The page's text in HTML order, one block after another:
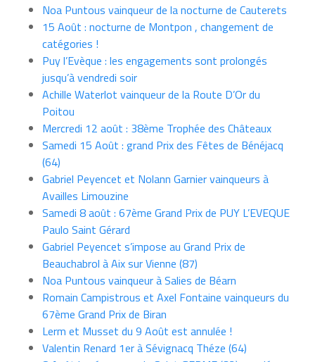
Noa Puntous vainqueur de la nocturne de Cauterets
15 Août : nocturne de Montpon , changement de
catégories !
Puy l’Evèque : les engagements sont prolongés
jusqu’à vendredi soir
Achille Waterlot vainqueur de la Route D’Or du
Poitou
Mercredi 12 août : 38ème Trophée des Châteaux
Samedi 15 Août : grand Prix des Fêtes de Bénéjacq
(64)
Gabriel Peyencet et Nolann Garnier vainqueurs à
Availles Limouzine
Samedi 8 août : 67ème Grand Prix de PUY L’EVEQUE
Paulo Saint Gérard
Gabriel Peyencet s’impose au Grand Prix de
Beauchabrol à Aix sur Vienne (87)
Noa Puntous vainqueur à Salies de Béarn
Romain Campistrous et Axel Fontaine vainqueurs du
67ème Grand Prix de Biran
Lerm et Musset du 9 Août est annulée !
Valentin Renard 1er à Sévignacq Théze (64)